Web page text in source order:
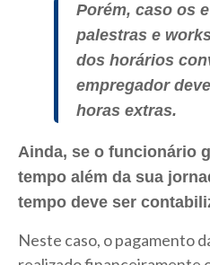
Porém, caso os
palestras e
dos horários
empregador
horas extras.
Ainda, se o funcionário
tempo além da sua
tempo deve ser
Neste caso, o pagamento